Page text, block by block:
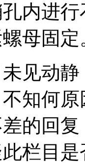
内进
母固定
见动
知何
的回
栏目